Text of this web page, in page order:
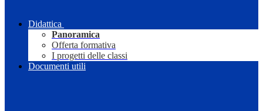
Didattica
Panoramica
Offerta formativa
I progetti delle classi
Documenti utili